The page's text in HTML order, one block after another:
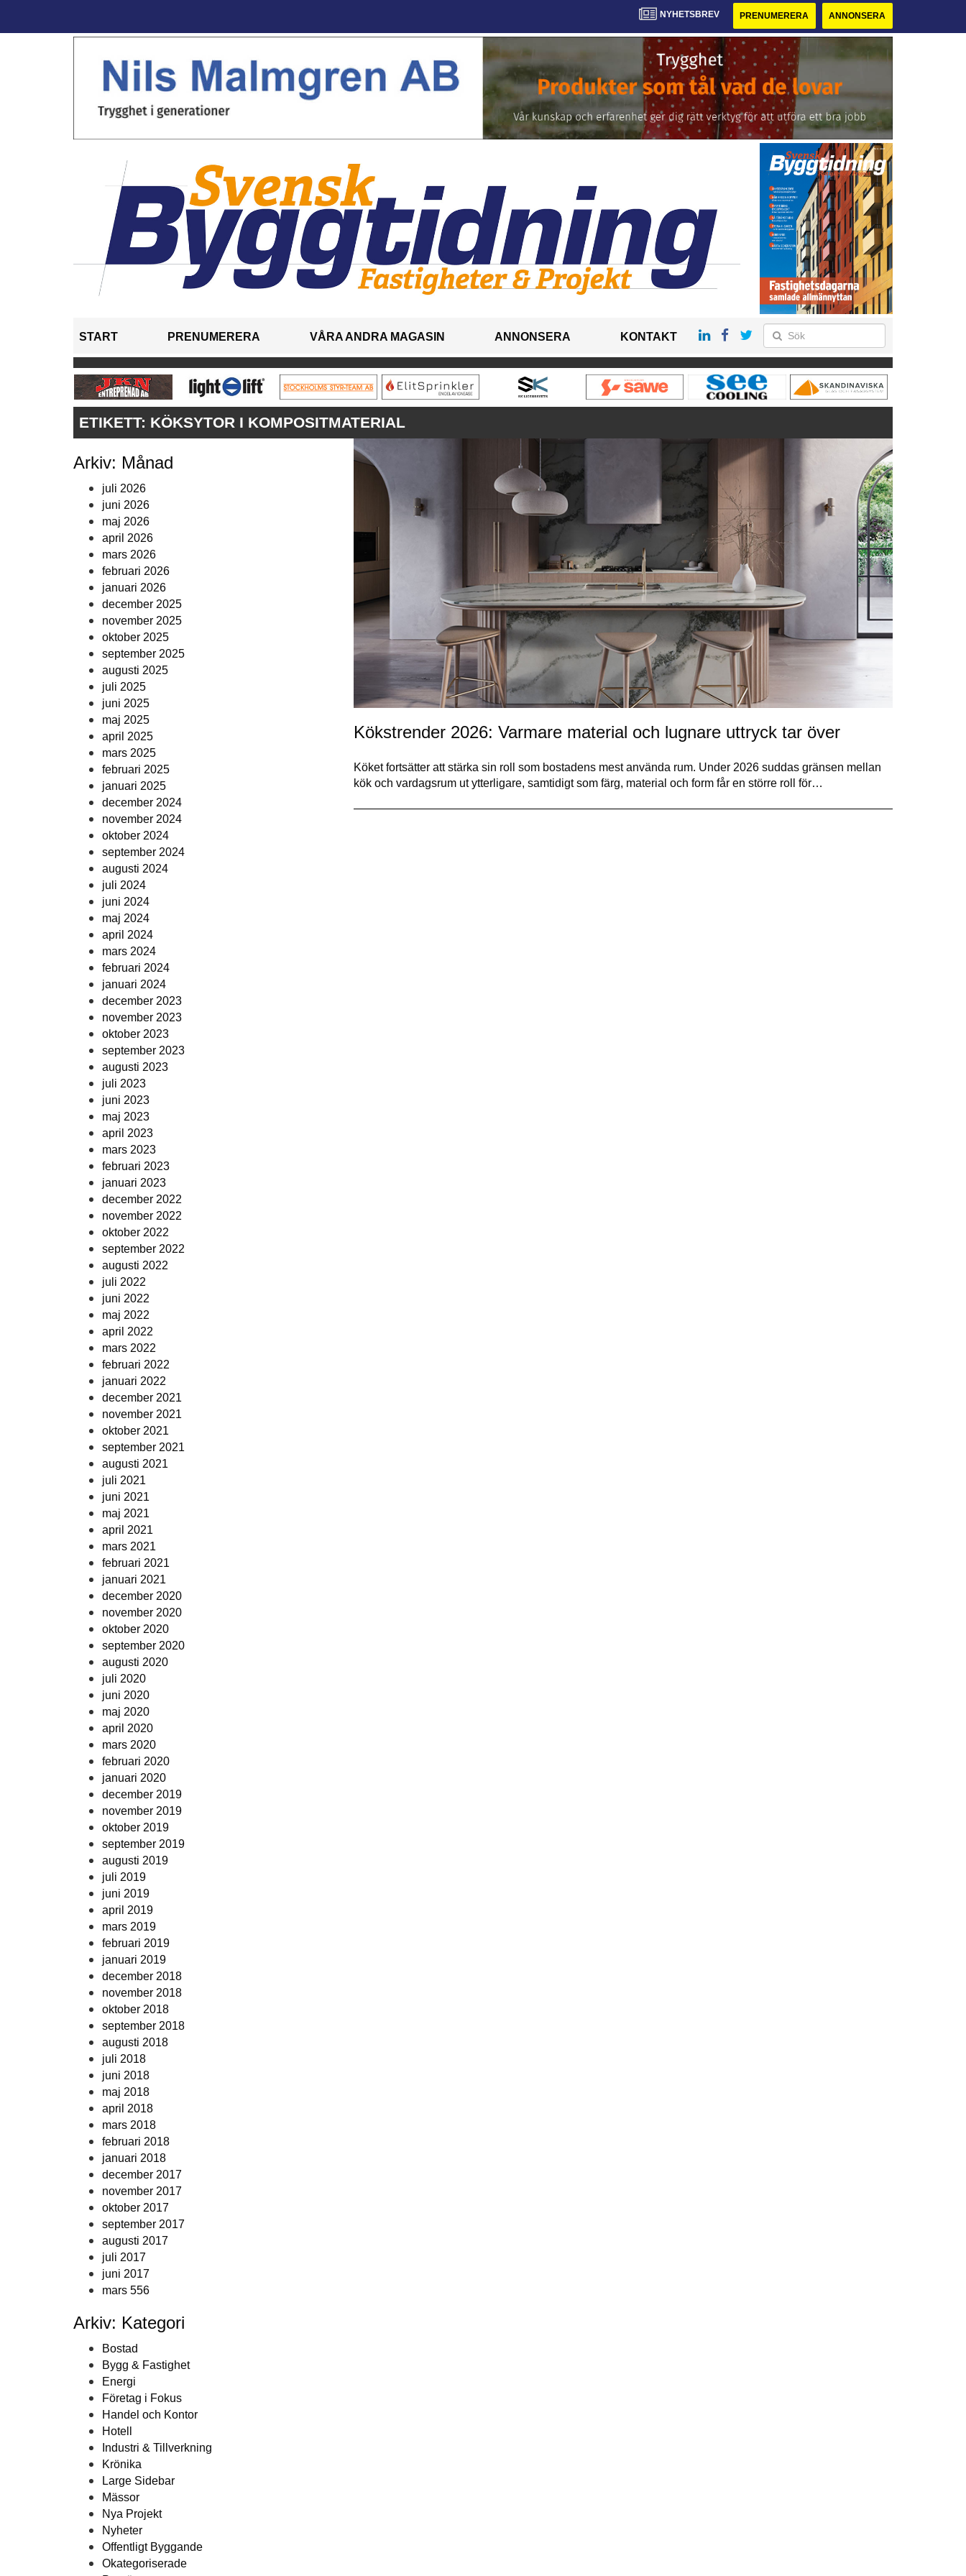
NYHETSBREV PRENUMERERA ANNONSERA
START PRENUMERERA VÅRA ANDRA MAGASIN ANNONSERA KONTAKT
ETIKETT: KÖKSYTOR I KOMPOSITMATERIAL
Arkiv: Månad
juli 2026
juni 2026
maj 2026
april 2026
mars 2026
februari 2026
januari 2026
december 2025
november 2025
oktober 2025
september 2025
augusti 2025
juli 2025
juni 2025
maj 2025
april 2025
mars 2025
februari 2025
januari 2025
december 2024
november 2024
oktober 2024
september 2024
augusti 2024
juli 2024
juni 2024
maj 2024
april 2024
mars 2024
februari 2024
januari 2024
december 2023
november 2023
oktober 2023
september 2023
augusti 2023
juli 2023
juni 2023
maj 2023
april 2023
mars 2023
februari 2023
januari 2023
december 2022
november 2022
oktober 2022
september 2022
augusti 2022
juli 2022
juni 2022
maj 2022
april 2022
mars 2022
februari 2022
januari 2022
december 2021
november 2021
oktober 2021
september 2021
augusti 2021
juli 2021
juni 2021
maj 2021
april 2021
mars 2021
februari 2021
januari 2021
december 2020
november 2020
oktober 2020
september 2020
augusti 2020
juli 2020
juni 2020
maj 2020
april 2020
mars 2020
februari 2020
januari 2020
december 2019
november 2019
oktober 2019
september 2019
augusti 2019
juli 2019
juni 2019
april 2019
mars 2019
februari 2019
januari 2019
december 2018
november 2018
oktober 2018
september 2018
augusti 2018
juli 2018
juni 2018
maj 2018
april 2018
mars 2018
februari 2018
januari 2018
december 2017
november 2017
oktober 2017
september 2017
augusti 2017
juli 2017
juni 2017
mars 556
Arkiv: Kategori
Bostad
Bygg & Fastighet
Energi
Företag i Fokus
Handel och Kontor
Hotell
Industri & Tillverkning
Krönika
Large Sidebar
Mässor
Nya Projekt
Nyheter
Offentligt Byggande
Okategoriserade
Kökstrender 2026: Varmare material och lugnare uttryck tar över
Köket fortsätter att stärka sin roll som bostadens mest använda rum. Under 2026 suddas gränsen mellan
kök och vardagsrum ut ytterligare, samtidigt som färg, material och form får en större roll för…